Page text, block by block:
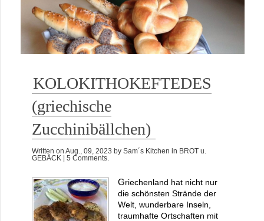
KOLOKITHOKEFTEDES
(griechische
Zucchinibällchen)
Written on Aug., 09, 2023 by Sam´s Kitchen in BROT u.
GEBÄCK
| 5 Comments.
Griechenland hat nicht nur
die schönsten Strände der
Welt, wunderbare Inseln,
traumhafte Ortschaften mit